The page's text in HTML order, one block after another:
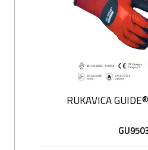
RUKAVICA